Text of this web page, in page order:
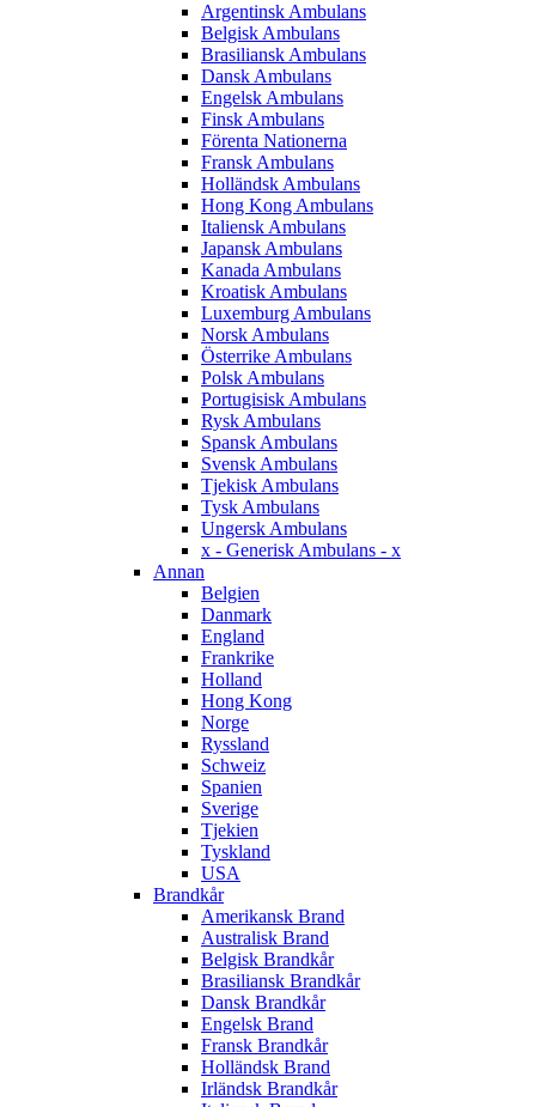
Argentinsk Ambulans
Belgisk Ambulans
Brasiliansk Ambulans
Dansk Ambulans
Engelsk Ambulans
Finsk Ambulans
Förenta Nationerna
Fransk Ambulans
Holländsk Ambulans
Hong Kong Ambulans
Italiensk Ambulans
Japansk Ambulans
Kanada Ambulans
Kroatisk Ambulans
Luxemburg Ambulans
Norsk Ambulans
Österrike Ambulans
Polsk Ambulans
Portugisisk Ambulans
Rysk Ambulans
Spansk Ambulans
Svensk Ambulans
Tjekisk Ambulans
Tysk Ambulans
Ungersk Ambulans
x - Generisk Ambulans - x
Annan
Belgien
Danmark
England
Frankrike
Holland
Hong Kong
Norge
Ryssland
Schweiz
Spanien
Sverige
Tjekien
Tyskland
USA
Brandkår
Amerikansk Brand
Australisk Brand
Belgisk Brandkår
Brasiliansk Brandkår
Dansk Brandkår
Engelsk Brand
Fransk Brandkår
Holländsk Brand
Irländsk Brandkår